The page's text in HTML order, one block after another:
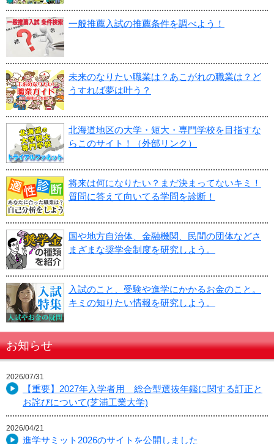
一般推薦入試の推薦条件を調べよう！
未来のなりたい職業は？あこがれの職業は？ど
うすれば夢は叶う？
北海道地区の大学・短大・専門学校を目指すな
らこのサイト！（外部リンク）
将来は何になりたい？まだ決まってないキミ！
質問に答えて向いてる学問を診断！
国や地方自治体、金融機関、民間の団体などさ
まざまな奨学金制度を研究しよう。
入試のこと、受験や進学にかかるお金のこと。
キミの知りたい情報を研究しよう。
お知らせ
2026/07/31
【重要】2027年入学者用 総合型選抜年鑑に関する訂正と
お詫びについて(芝浦工業大学)
2026/04/21
進学サミット2026のサイトを公開しました